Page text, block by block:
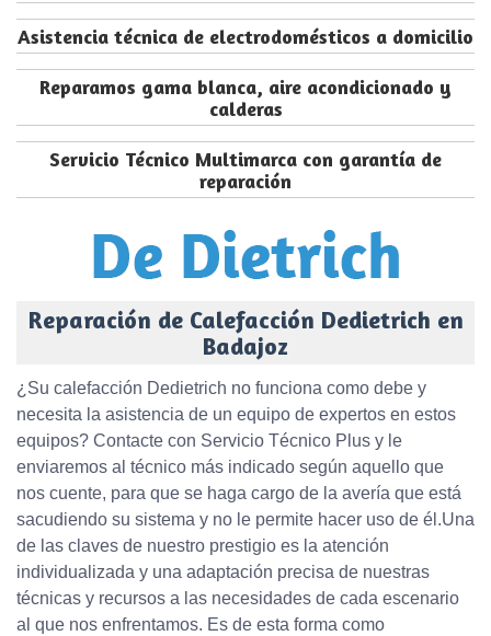
Asistencia técnica de electrodomésticos a domicilio
Reparamos gama blanca, aire acondicionado y
calderas
Servicio Técnico Multimarca con garantía de
reparación
Reparación de Calefacción Dedietrich en
Badajoz
¿Su calefacción Dedietrich no funciona como debe y
necesita la asistencia de un equipo de expertos en estos
equipos? Contacte con Servicio Técnico Plus y le
enviaremos al técnico más indicado según aquello que
nos cuente, para que se haga cargo de la avería que está
sacudiendo su sistema y no le permite hacer uso de él.Una
de las claves de nuestro prestigio es la atención
individualizada y una adaptación precisa de nuestras
técnicas y recursos a las necesidades de cada escenario
al que nos enfrentamos. Es de esta forma como